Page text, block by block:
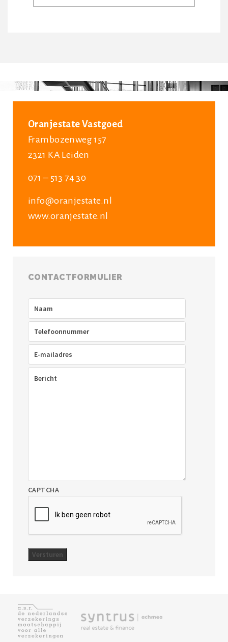
Oranjestate Vastgoed
Frambozenweg 157
2321 KA Leiden
071 – 513 74 30
info@oranjestate.nl
www.oranjestate.nl
CONTACTFORMULIER
Telefoon
mailadres(Vereist)
CAPTCHA